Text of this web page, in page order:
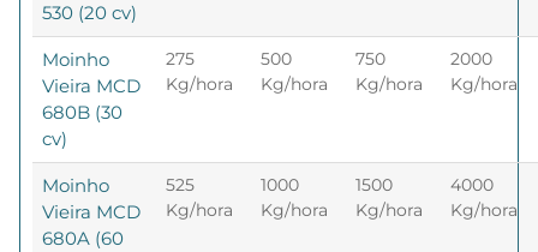
530 (20 cv)
Moinho
Vieira MCD
680B (30
cv)
275
Kg/hora
500
Kg/hora
750
Kg/hora
2000
Kg/hora
Moinho
Vieira MCD
680A (60
525
Kg/hora
1000
Kg/hora
1500
Kg/hora
4000
Kg/hora